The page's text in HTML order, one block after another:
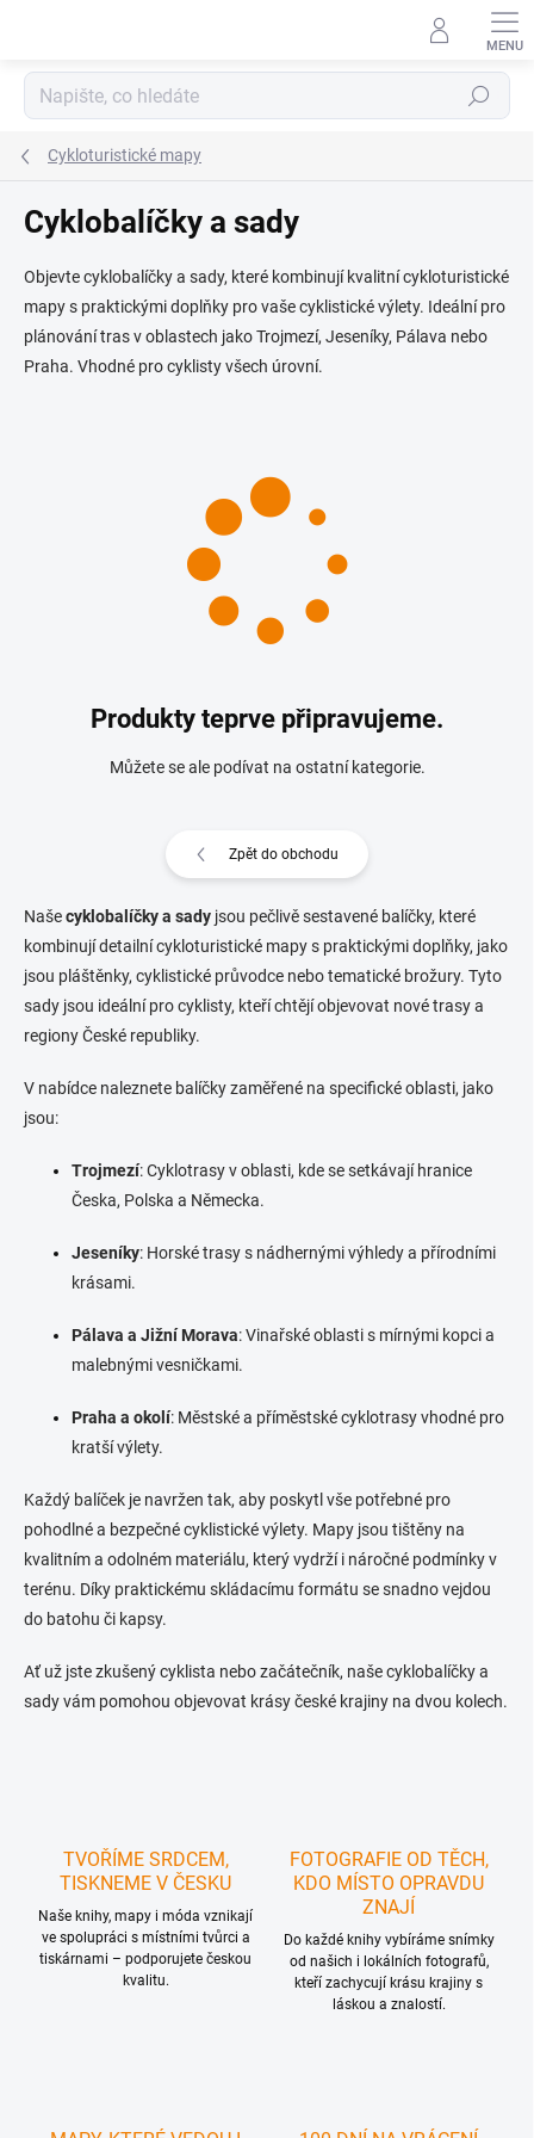
Hledat
Cykloturistické mapy
Cyklobalíčky a sady
Objevte cyklobalíčky a sady, které kombinují kvalitní cykloturistické
mapy s praktickými doplňky pro vaše cyklistické výlety. Ideální pro
plánování tras v oblastech jako Trojmezí, Jeseníky, Pálava nebo
Praha. Vhodné pro cyklisty všech úrovní.
Produkty teprve připravujeme.
Můžete se ale podívat na ostatní kategorie.
Zpět do obchodu
Našecyklobalíčky a sady jsou pečlivě sestavené balíčky, které
kombinují detailní cykloturistické mapy s praktickými doplňky, jako
jsou pláštěnky, cyklistické průvodce nebo tematické brožury. Tyto
sady jsou ideální pro cyklisty, kteří chtějí objevovat nové trasy a
regiony České republiky.
V nabídce naleznete balíčky zaměřené na specifické oblasti, jako
jsou:
Trojmezí:Cyklotrasy v oblasti, kde se setkávají hranice
Česka, Polska a Německa.
Jeseníky: Horské trasy s nádhernými výhledy a přírodními
krásami.
Pálava a Jižní Morava:Vinařské oblasti s mírnými kopci a
malebnými vesničkami.
Praha a okolí: Městské a příměstské cyklotrasy vhodné pro
kratší výlety.
Každý balíček je navržen tak, aby poskytl vše potřebné pro
pohodlné a bezpečné cyklistické výlety. Mapy jsou tištěny na
kvalitním a odolném materiálu, který vydrží i náročné podmínky v
terénu. Díky praktickému skládacímu formátu se snadno vejdou
do batohu či kapsy.
Ať už jste zkušený cyklista nebo začátečník, naše cyklobalíčky a
sady vám pomohou objevovat krásy české krajiny na dvou kolech.
TVOŘÍME SRDCEM,
TISKNEME V ČESKU
Naše knihy, mapy i móda vznikají
ve spolupráci s místními tvůrci a
tiskárnami – podporujete českou
kvalitu.
FOTOGRAFIE OD TĚCH,
KDO MÍSTO OPRAVDU
ZNAJÍ
Do každé knihy vybíráme snímky
od našich i lokálních fotografů,
kteří zachycují krásu krajiny s
láskou a znalostí.